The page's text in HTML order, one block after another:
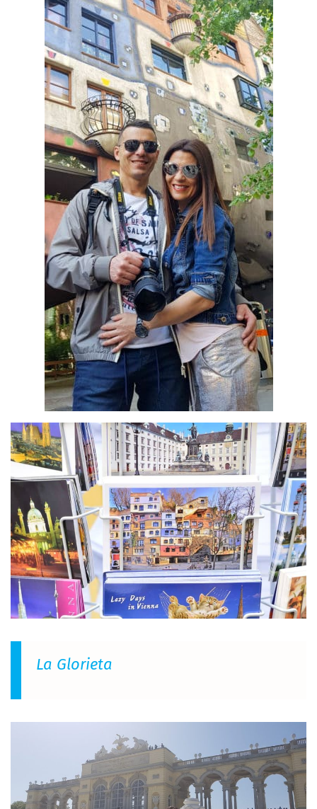
La Glorieta